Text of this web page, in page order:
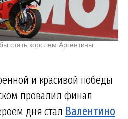
стать королем Аргентины
и красивой победы
провалил финал
дня стал Валентино